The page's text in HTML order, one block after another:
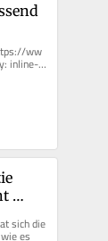
ww
inline-
sich die
es